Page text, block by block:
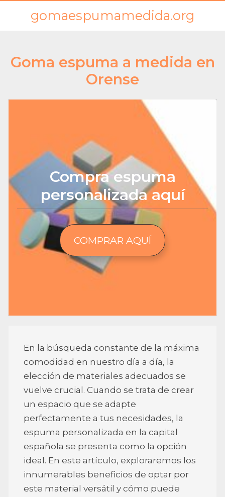
gomaespumamedida.org
Goma espuma a medida en
Orense
Compra espuma
personalizada aquí
COMPRAR AQUÍ
En la búsqueda constante de la máxima
comodidad en nuestro día a día, la
elección de materiales adecuados se
vuelve crucial. Cuando se trata de crear
un espacio que se adapte
perfectamente a tus necesidades, la
espuma personalizada en la capital
española se presenta como la opción
ideal. En este artículo, exploraremos los
innumerables beneficios de optar por
este material versátil y cómo puede